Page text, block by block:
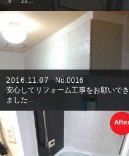
2016.11.07
No.0016
安心してリフォーム工事をお願いでき
ました...